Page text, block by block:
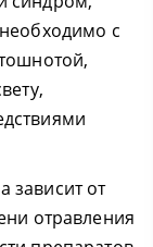
с
зависит от
отравления